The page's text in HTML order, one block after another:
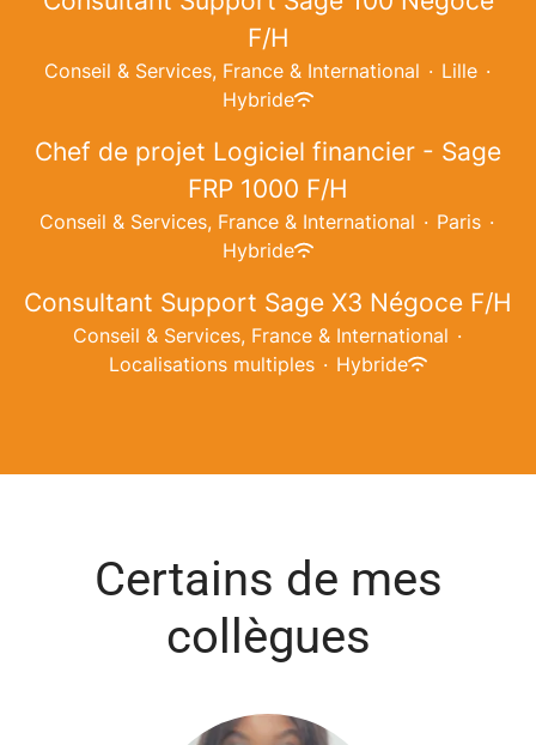
F/H
Conseil & Services, France & International · Lille ·
Hybride
Chef de projet Logiciel financier - Sage
FRP 1000 F/H
Conseil & Services, France & International · Paris ·
Hybride
Consultant Support Sage X3 Négoce F/H
Conseil & Services, France & International ·
Localisations multiples · Hybride
Certains de mes
collègues